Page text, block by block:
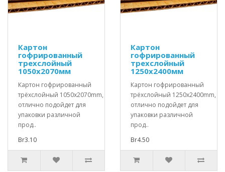
Картон
гофрированный
трехслойный
1050x2070мм
Картон гофрированный
трёхслойный 1050x2070mm,
отлично подойдет для
упаковки различной
прод..
Br3.10
Картон
гофрированный
трехслойный
1250x2400мм
Картон гофрированный
трёхслойный 1250x2400mm,
отлично подойдет для
упаковки различной
прод..
Br4.50